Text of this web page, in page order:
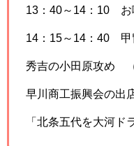
13：40～14：10 お
14：15～14：40
秀吉の小田原攻め
早川商工振興会の出
「北条五代を大河ド